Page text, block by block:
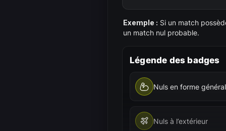
Exemple : Si un match
un match nul probable.
Légende des badges
Nuls en forme
Nuls à l’extérieur